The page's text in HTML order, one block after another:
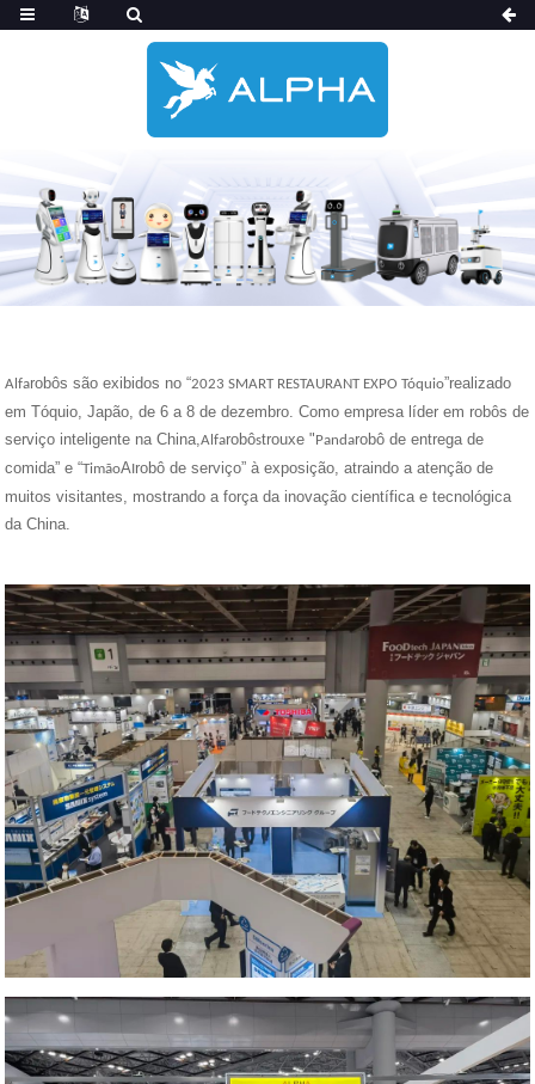
Alfarobôs são exibidos no “2023 SMART RESTAURANT EXPO Tóquio”realizado
em Tóquio, Japão, de 6 a 8 de dezembro. Como empresa líder em robôs de
serviço inteligente na China,Alfarobôstrouxe "Pandarobô de entrega de
comida” e “TimãoAIrobô de serviço” à exposição, atraindo a atenção de
muitos visitantes, mostrando a força da inovação científica e tecnológica
da China.